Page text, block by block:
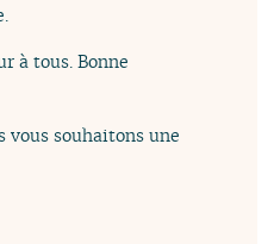
à tous. Bonne
vous souhaitons une